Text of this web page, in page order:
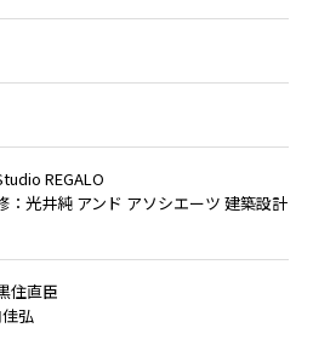
REGALO
：光井純 アンド アソシエーツ 建築設計
住直臣
弘